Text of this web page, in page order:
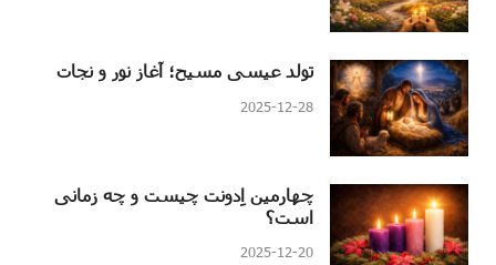
تولد عیسی مسیح؛ آغاز نور و نجات
2025-12-28
چهارمین اِدونت چیست و چه زمانی
است؟
2025-12-20